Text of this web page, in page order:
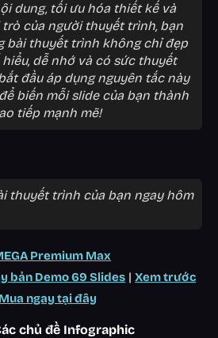
dung, tối ưu hóa thiết kế và
của người thuyết trình, bạn
bài thuyết trình không chỉ đẹp
dễ nhớ và có sức thuyết
đầu áp dụng nguyên tắc này
biến mỗi slide của bạn thành
tiếp mạnh mẽ!
thuyết trình của bạn ngay hôm
Premium Max
bản Demo 69 Slides |Xem trước
Mua ngay tại đây
chủ đề Infographic